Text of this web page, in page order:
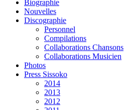
Biographie
Nouvelles
Discographie
Personnel
Compilations
Collaborations Chansons
Collaborations Musicien
Photos
Press Sissoko
2014
2013
2012